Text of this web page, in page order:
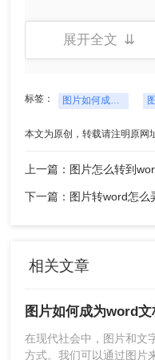
5、转换完成，点击立即
1、打开手机QQ，进入
展开全文 ⇊
标签： 图片如何成为word文档
本文为原创，转载请注明原网
上一篇：图片怎么转到
下一篇：图片转word怎么
相关文章
图片如何成为word文
在现代社会中，图片和文
方式。我们可以通过图片